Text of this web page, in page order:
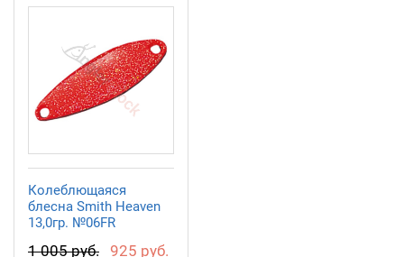
Колеблющаяся
блесна Smith Heaven
13,0гр. №06FR
1 005 руб. 925 руб.